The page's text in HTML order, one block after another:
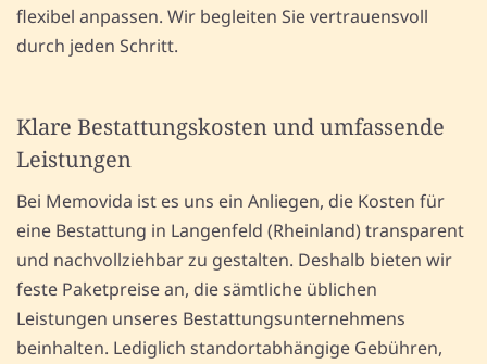
flexibel anpassen. Wir begleiten Sie vertrauensvoll
durch jeden Schritt.
Klare Bestattungskosten und umfassende
Leistungen
Bei Memovida ist es uns ein Anliegen, die Kosten für
eine Bestattung in Langenfeld (Rheinland) transparent
und nachvollziehbar zu gestalten. Deshalb bieten wir
feste Paketpreise an, die sämtliche üblichen
Leistungen unseres Bestattungsunternehmens
beinhalten. Lediglich standortabhängige Gebühren,